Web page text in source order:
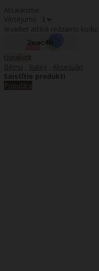
Atsauksme:
Vērtējums:
Ievadiet attēlā redzamo kodu:
Uzrakstīt
Bērnu
Ratiņi
Aksesuāri
Saistītie produkti
Populāra